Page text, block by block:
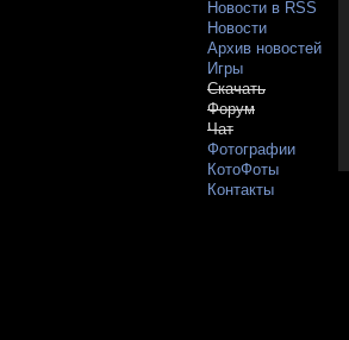
Новости в RSS
Новости
Архив новостей
Игры
Скачать
Форум
Чат
Фотографии
КотоФоты
Контакты